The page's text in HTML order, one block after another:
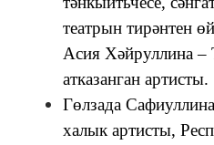
театрын тирәнтен
Асия Хәйруллина –
атказанган артисты.
Гөлзада
халык артисты,